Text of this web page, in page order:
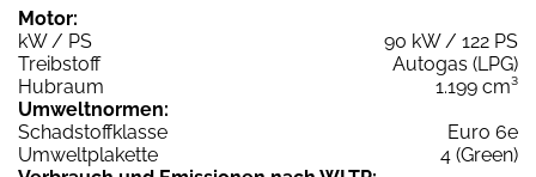
Motor:
kW / PS
90 kW / 122 PS
Treibstoff
Autogas (LPG)
Hubraum
1.199 cm³
Umweltnormen:
Schadstoffklasse
Euro 6e
Umweltplakette
4 (Green)